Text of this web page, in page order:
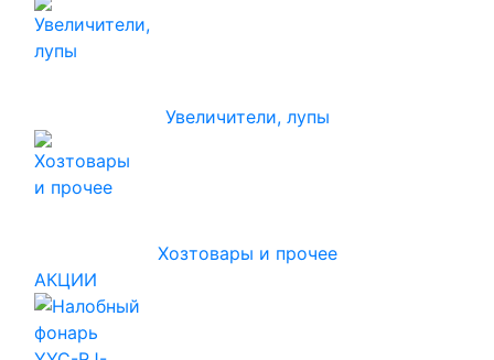
Увеличители, лупы
Хозтовары и прочее
АКЦИИ